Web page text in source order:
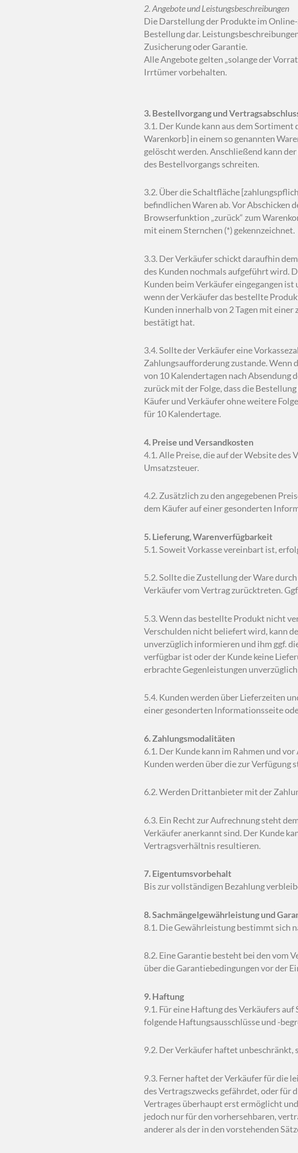
2. Angebote und Leistungsbeschreibungen
Die Darstellung der Produkte im
Bestellung dar.
Zusicherung oder Garantie.
Alle Angebote gelten „solange der
Irrtümer vorbehalten.
3. Bestellvorgang und
3.1. Der Kunde kann aus dem
Warenkorb] in einem so genannten
gelöscht werden. Anschließend kann
des Bestellvorgangs schreiten.
3.2. Über die Schaltfläche
befindlichen Waren ab. Vor Abschicken
Browserfunktion „zurück“ zum
mit einem Sternchen (*) gekennzeichnet.
3.3. Der Verkäufer schickt daraufhin
des Kunden nochmals aufgeführt wird.
Kunden beim Verkäufer eingegangen
wenn der Verkäufer das bestellte
Kunden innerhalb von 2 Tagen mit
bestätigt hat.
3.4. Sollte der Verkäufer eine
Zahlungsaufforderung zustande. Wenn
von 10 Kalendertagen nach
zurück mit der Folge, dass die
Käufer und Verkäufer ohne weitere
für 10 Kalendertage.
4. Preise und Versandkosten
4.1. Alle Preise, die auf der Website
Umsatzsteuer.
4.2. Zusätzlich zu den angegebenen
dem Käufer auf einer gesonderten
5. Lieferung, Warenverfügbarkeit
5.1. Soweit Vorkasse vereinbart ist,
5.2. Sollte die Zustellung der Ware
Verkäufer vom Vertrag zurücktreten.
5.3. Wenn das bestellte Produkt nicht
Verschulden nicht beliefert wird, kann
unverzüglich informieren und ihm ggf.
verfügbar ist oder der Kunde keine
erbrachte Gegenleistungen
5.4. Kunden werden über Lieferzeiten
einer gesonderten Informationsseite
6. Zahlungsmodalitäten
6.1. Der Kunde kann im Rahmen und
Kunden werden über die zur
6.2. Werden Drittanbieter mit der
6.3. Ein Recht zur Aufrechnung steht
Verkäufer anerkannt sind. Der Kunde
Vertragsverhältnis resultieren.
7. Eigentumsvorbehalt
Bis zur vollständigen Bezahlung
8. Sachmängelgewährleistung und
8.1. Die Gewährleistung bestimmt sich
8.2. Eine Garantie besteht bei den vom
über die Garantiebedingungen vor der
9. Haftung
9.1. Für eine Haftung des Verkäufers
folgende Haftungsausschlüsse und -
9.2. Der Verkäufer haftet unbeschränkt,
9.3. Ferner haftet der Verkäufer für die
des Vertragszwecks gefährdet, oder für
Vertrages überhaupt erst ermöglicht
jedoch nur für den vorhersehbaren,
anderer als der in den vorstehenden